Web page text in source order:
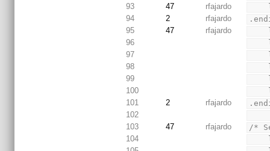
93
47 rfajardo
94
2 rfajardo
95
47 rfajardo
96
97
98
99
100
101
2 rfajardo
102
103
47 rfajardo
/*
104